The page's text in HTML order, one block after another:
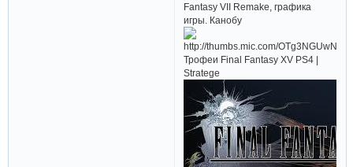
Fantasy VII Remake, графика
игры. Канобу
Трофеи Final Fantasy XV PS4 |
Stratege